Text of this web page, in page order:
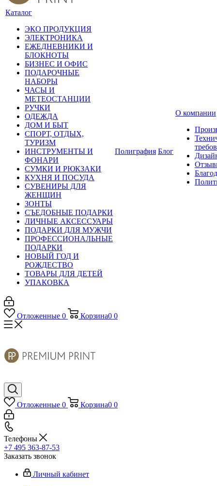
Каталог
ЭКО ПРОДУКЦИЯ
ЭЛЕКТРОНИКА
ЕЖЕДНЕВНИКИ И
БЛОКНОТЫ
БИЗНЕС И ОФИС
ПОДАРОЧНЫЕ
НАБОРЫ
ЧАСЫ И
МЕТЕОСТАНЦИИ
РУЧКИ
ОДЕЖДА
ДОМ И БЫТ
СПОРТ, ОТДЫХ,
ТУРИЗМ
ИНСТРУМЕНТЫ И
ФОНАРИ
СУМКИ И РЮКЗАКИ
КУХНЯ И ПОСУДА
СУВЕНИРЫ ДЛЯ
ЖЕНЩИН
ЗОНТЫ
СЪЕДОБНЫЕ ПОДАРКИ
ЛИЧНЫЕ АКСЕССУАРЫ
ПОДАРКИ ДЛЯ МУЖЧИ
ПРОФЕССИОНАЛЬНЫЕ
ПОДАРКИ
НОВЫЙ ГОД И
РОЖДЕСТВО
ТОВАРЫ ДЛЯ ДЕТЕЙ
УПАКОВКА
Полиграфия Блог
О компании
Отложенные 0 Корзина0 0
Отложенные 0 Корзина0 0
Телефоны
+7 495 363-87-53
Заказать звонок
Личный кабинет